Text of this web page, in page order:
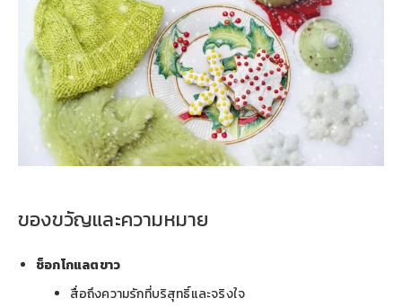
ของขวัญและความหมาย
ช็อกโกแลตขาว
สื่อถึงความรักที่บริสุทธิ์และจริงใจ